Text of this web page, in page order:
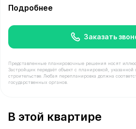
Подробнее
Заказать
Представленные планировочные решения носят
Застройщик передаёт объект с планировкой, указанной
строительстве. Любая перепланировка должна
государственных органов.
В этой квартире